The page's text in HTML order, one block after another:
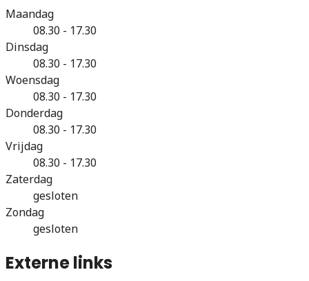
Maandag
08.30 - 17.30
Dinsdag
08.30 - 17.30
Woensdag
08.30 - 17.30
Donderdag
08.30 - 17.30
Vrijdag
08.30 - 17.30
Zaterdag
gesloten
Zondag
gesloten
Externe links